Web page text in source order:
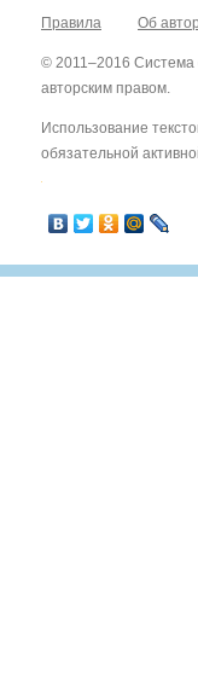
Правила Об
© 2011–2016
авторским правом.
Использование
обязательной